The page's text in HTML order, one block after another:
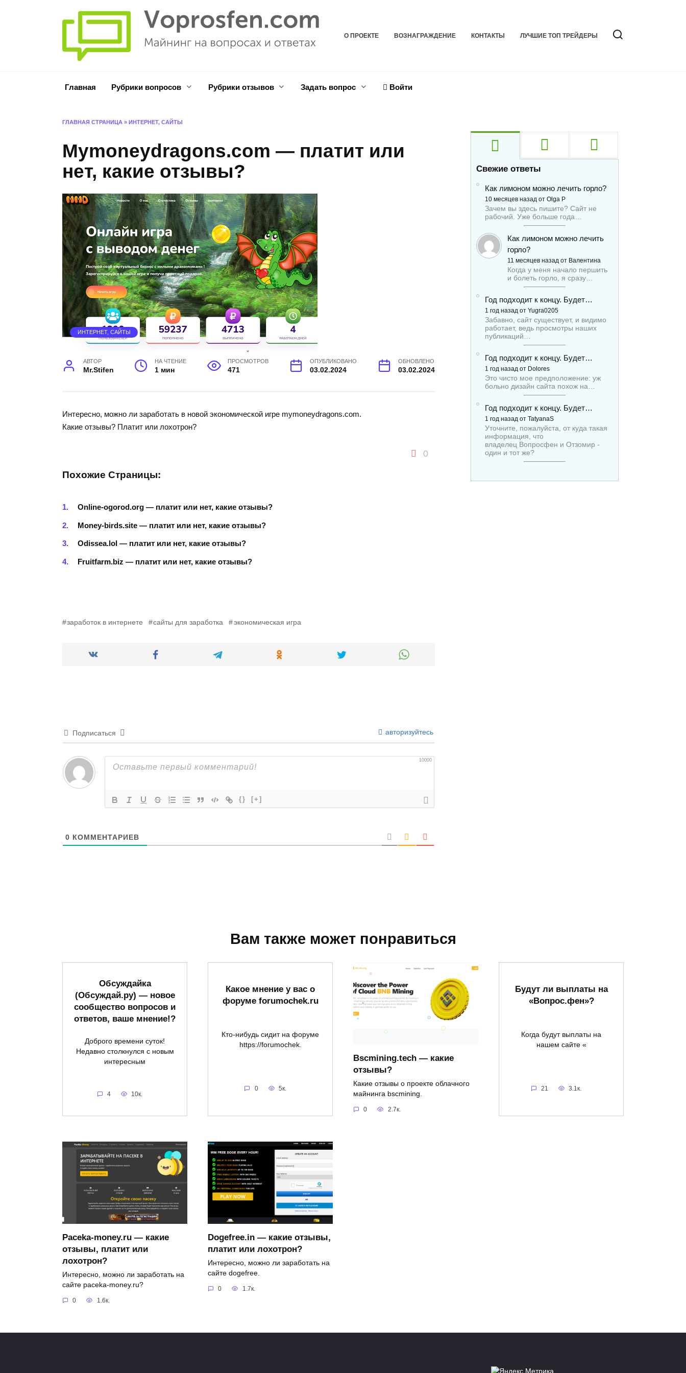
О ПРОЕКТЕ ВОЗНАГРАЖДЕНИЕ КОНТАКТЫ ЛУЧШИЕ ТОП ТРЕЙДЕРЫ
Главная Рубрики вопросов Рубрики отзывов Задать вопрос Войти
ГЛАВНАЯ СТРАНИЦА » ИНТЕРНЕТ, САЙТЫ
Mymoneydragons.com — платит или
нет, какие отзывы?
ИНТЕРНЕТ, САЙТЫ
АВТОР
Mr.Stifen
НА ЧТЕНИЕ
1 мин
ПРОСМОТРОВ
471
ОПУБЛИКОВАНО
03.02.2024
ОБНОВЛЕНО
03.02.2024
Интересно, можно ли заработать в новой экономической игре mymoneydragons.com.
Какие отзывы? Платит или лохотрон?
0
Похожие Страницы:
Online-ogorod.org — платит или нет, какие отзывы?
Money-birds.site — платит или нет, какие отзывы?
Odissea.lol — платит или нет, какие отзывы?
Fruitfarm.biz — платит или нет, какие отзывы?
заработок в интернете сайты для заработка экономическая игра
Подписаться авторизуйтесь
10000
{} [+]
0 КОММЕНТАРИЕВ
Свежие ответы
Как лимоном можно лечить горло?
10 месяцев назад от Olga P
Зачем вы здесь пишите? Сайт не
рабочий. Уже больше года…
Как лимоном можно лечить
горло?
11 месяцев назад от Валентина
Когда у меня начало першить
и болеть горло, я сразу…
Год подходит к концу. Будет…
1 год назад от Yugra0205
Забавно, сайт существует, и видимо
работает, ведь просмотры наших
публикаций…
Год подходит к концу. Будет…
1 год назад от Dolores
Это чисто мое предположение: уж
больно дизайн сайта похож на…
Год подходит к концу. Будет…
1 год назад от TatyanaS
Уточните, пожалуйста, от куда такая
информация, что
владелец Вопросфен и Отзомир -
один и тот же?
Вам также может понравиться
Обсуждайка
(Обсуждай.ру) — новое
сообщество вопросов и
ответов, ваше мнение!?
Доброго времени суток!
Недавно столкнулся с новым
интересным
4 10к.
Какое мнение у вас о
форуме forumochek.ru
Кто-нибудь сидит на форуме
https://forumochek.
0 5к.
Bscmining.tech — какие
отзывы?
Какие отзывы о проекте облачного
майнинга bscmining.
0 2.7к.
Будут ли выплаты на
«Вопрос.фен»?
Когда будут выплаты на
нашем сайте «
21 3.1к.
Paceka-money.ru — какие
отзывы, платит или
лохотрон?
Интересно, можно ли заработать на
сайте paceka-money.ru?
0 1.6к.
Dogefree.in — какие отзывы,
платит или лохотрон?
Интересно, можно ли заработать на
сайте dogefree.
0 1.7к.